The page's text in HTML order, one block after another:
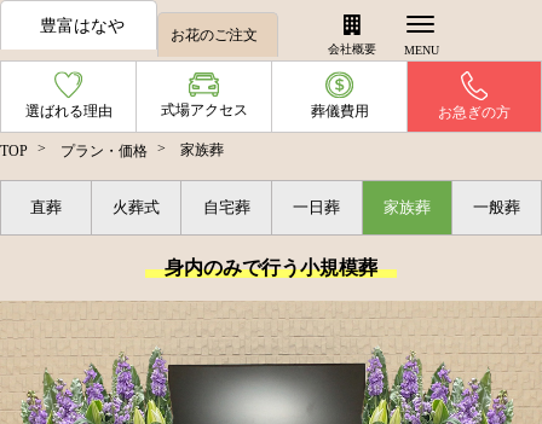
豊富はなや お花のご注文
会社概要
選ばれる理由 式場アクセス 葬儀費用 お急ぎの方
TOP プラン・価格 家族葬
直葬 火葬式 自宅葬 一日葬 家族葬 一般葬
身内のみで行う小規模葬